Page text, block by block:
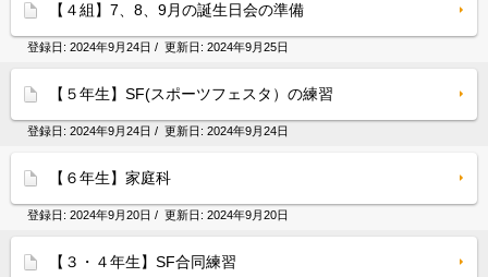
【４組】7、8、9月の誕生日会の準備
登録日: 2024年9月24日 / 更新日: 2024年9月25日
【５年生】SF(スポーツフェスタ）の練習
登録日: 2024年9月24日 / 更新日: 2024年9月24日
【６年生】家庭科
登録日: 2024年9月20日 / 更新日: 2024年9月20日
【３・４年生】SF合同練習